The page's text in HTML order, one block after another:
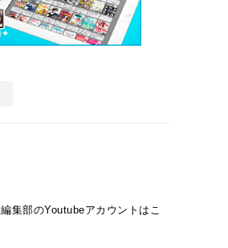
編集部のYoutubeアカウントはこ